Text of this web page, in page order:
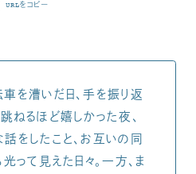
URLをコピー
を漕いだ日、手を振り返
ねるほど嬉しかった夜、
をしたこと、お互いの同
って見えた日々。一方、ま